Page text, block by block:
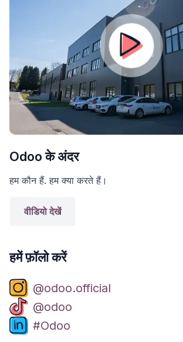
Odoo के अंदर
हम कौन हैं. हम क्या करते हैं।
वीडियो देखें
हमें फ़ॉलो करें
@odoo.official
@odoo
#Odoo